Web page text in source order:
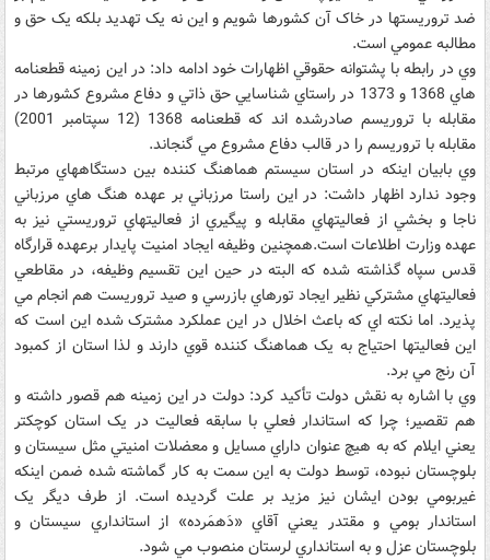
ضد تروريستها در خاک آن کشورها شويم و اين نه يک تهديد بلکه يک حق و
مطالبه عمومي است.
وي در رابطه با پشتوانه حقوقي اظهارات خود ادامه داد: در اين زمينه قطعنامه
هاي 1368 و 1373 در راستاي شناسايي حق ذاتي و دفاع مشروع کشورها در
مقابله با تروريسم صادرشده اند که قطعنامه 1368 (12 سپتامبر 2001)
مقابله با تروريسم را در قالب دفاع مشروع مي گنجاند.
وي بابيان اينکه در استان سيستم هماهنگ کننده بين دستگاههاي مرتبط
وجود ندارد اظهار داشت: در اين راستا مرزباني بر عهده هنگ هاي مرزباني
ناجا و بخشي از فعاليتهاي مقابله و پيگيري از فعاليتهاي تروريستي نيز به
عهده وزارت اطلاعات است.همچنين وظيفه ايجاد امنيت پايدار برعهده قرارگاه
قدس سپاه گذاشته شده که البته در حين اين تقسيم وظيفه، در مقاطعي
فعاليتهاي مشترکي نظير ايجاد تورهاي بازرسي و صيد تروريست هم انجام مي
پذيرد. اما نکته اي که باعث اخلال در اين عملکرد مشترک شده اين است که
اين فعاليتها احتياج به يک هماهنگ کننده قوي دارند و لذا استان از کمبود
آن رنج مي برد.
وي با اشاره به نقش دولت تأکيد کرد: دولت در اين زمينه هم قصور داشته و
هم تقصير؛ چرا که استاندار فعلي با سابقه فعاليت در يک استان کوچکتر
يعني ايلام که به هيچ عنوان داراي مسايل و معضلات امنيتي مثل سيستان و
بلوچستان نبوده، توسط دولت به اين سمت به کار گماشته شده ضمن اينکه
غيربومي بودن ايشان نيز مزيد بر علت گرديده است. از طرف ديگر يک
استاندار بومي و مقتدر يعني آقاي «دَهمَرده» از استانداري سيستان و
بلوچستان عزل و به استانداري لرستان منصوب مي شود.